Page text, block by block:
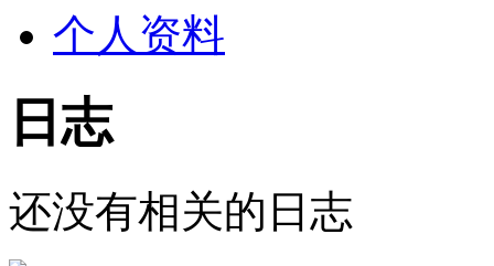
个人资料
日志
还没有相关的日志